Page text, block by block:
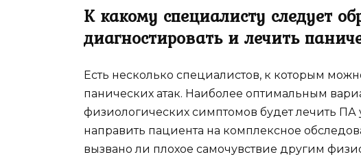
К какому специалисту следует
диагностировать и лечить
Есть несколько специалистов, к которым
панических атак. Наиболее оптимальным
физиологических симптомов будет лечить ПА
направить пациента на комплексное
вызвано ли плохое самочувствие другим